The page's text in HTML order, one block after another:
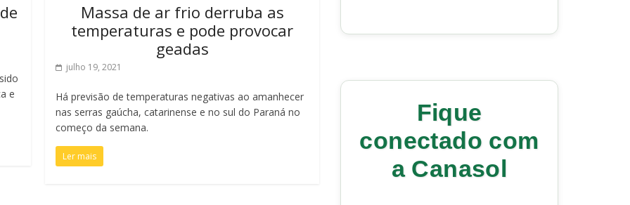
e
Massa de ar frio derruba as
temperaturas e pode provocar
geadas
julho 19, 2021
Há previsão de temperaturas negativas ao amanhecer
nas serras gaúcha, catarinense e no sul do Paraná no
começo da semana.
Ler mais
Fique
conectado com
a Canasol